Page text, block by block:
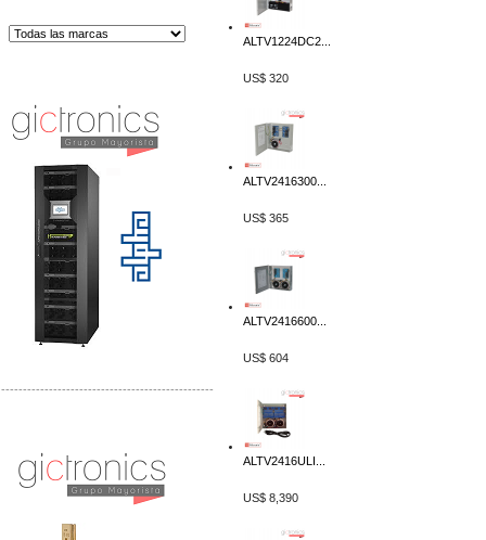
-------------------------------------------------
ALTV1224DC2...
US$ 320
ALTV2416300...
US$ 365
ALTV2416600...
US$ 604
ALTV2416ULI...
US$ 8,390